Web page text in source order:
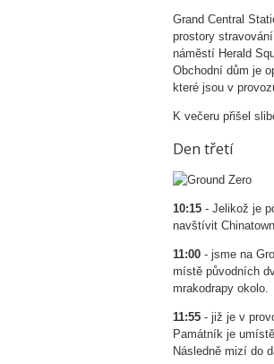
Grand Central
prostory
náměstí Herald
Obchodní dům je
které jsou v
K večeru přišel
Den třetí
10:15 - Jelikož je
navštívit
11:00 - jsme na
místě původních
mrakodrapy okolo.
11:55 - již je v
Památník je
Následně mizí do